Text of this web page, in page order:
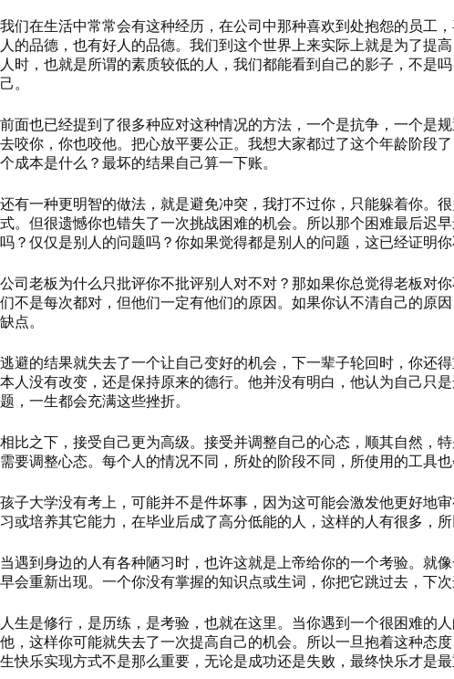
我们在生活中常常会有这种经历 ， 在公司中那种喜欢到处抱怨的员工
人的品德，也有好人的品德。 我们到这个世界上来实际上就是为了提
人时，也就是所谓的素质较低的人，我们都能看到自己的影子，不是
己。
前面也已经提到了很多种应对这种情况的方法，一个是抗争，一个是
去咬你，你也咬他。把心放平要公正。 我想大家都过了这个年龄阶段
个成本是什么？最坏的结果自己算一下账。
还有一种更明智的做法，就是避免冲突，我打不过你，只能躲着你。
式。但很遗憾你也错失了一次挑战困难的机会。所以那个困难最后迟
吗？仅仅是别人的问题吗？你如果觉得都是别人的问题，这已经证明
公司老板为什么只批评你不批评别人对不对？那如果你总觉得老板对
们不是每次都对，但他们一定有他们的原因。如果你认不清自己的原因
缺点。
逃避的结果就失去了一个让自己变好的机会 ， 下一辈子轮回时，你还
本人没有改变，还是保持原来的德行。他并没有明白，他认为自己只
题，一生都会充满这些挫折。
相比之下，接受自己更为高级。接受并调整自己的心态，顺其自然，
需要调整心态。每个人的情况不同，所处的阶段不同，所使用的工具也
孩子大学没有考上，可能并不是件坏事，因为这可能会激发他更好地
习或培养其它能力，在毕业后成了高分低能的人，这样的人有很多，
当遇到身边的人有各种陋习时，也许这就是上帝给你的一个考验。 就
早会重新出现。一个你没有掌握的知识点或生词，你把它跳过去，下
人生是修行，是历练，是考验，也就在这里。当你遇到一个很困难的
他，这样你可能就失去了一次提高自己的机会。 所以一旦抱着这种态
生快乐实现方式不是那么重要，无论是成功还是失败，最终快乐才是